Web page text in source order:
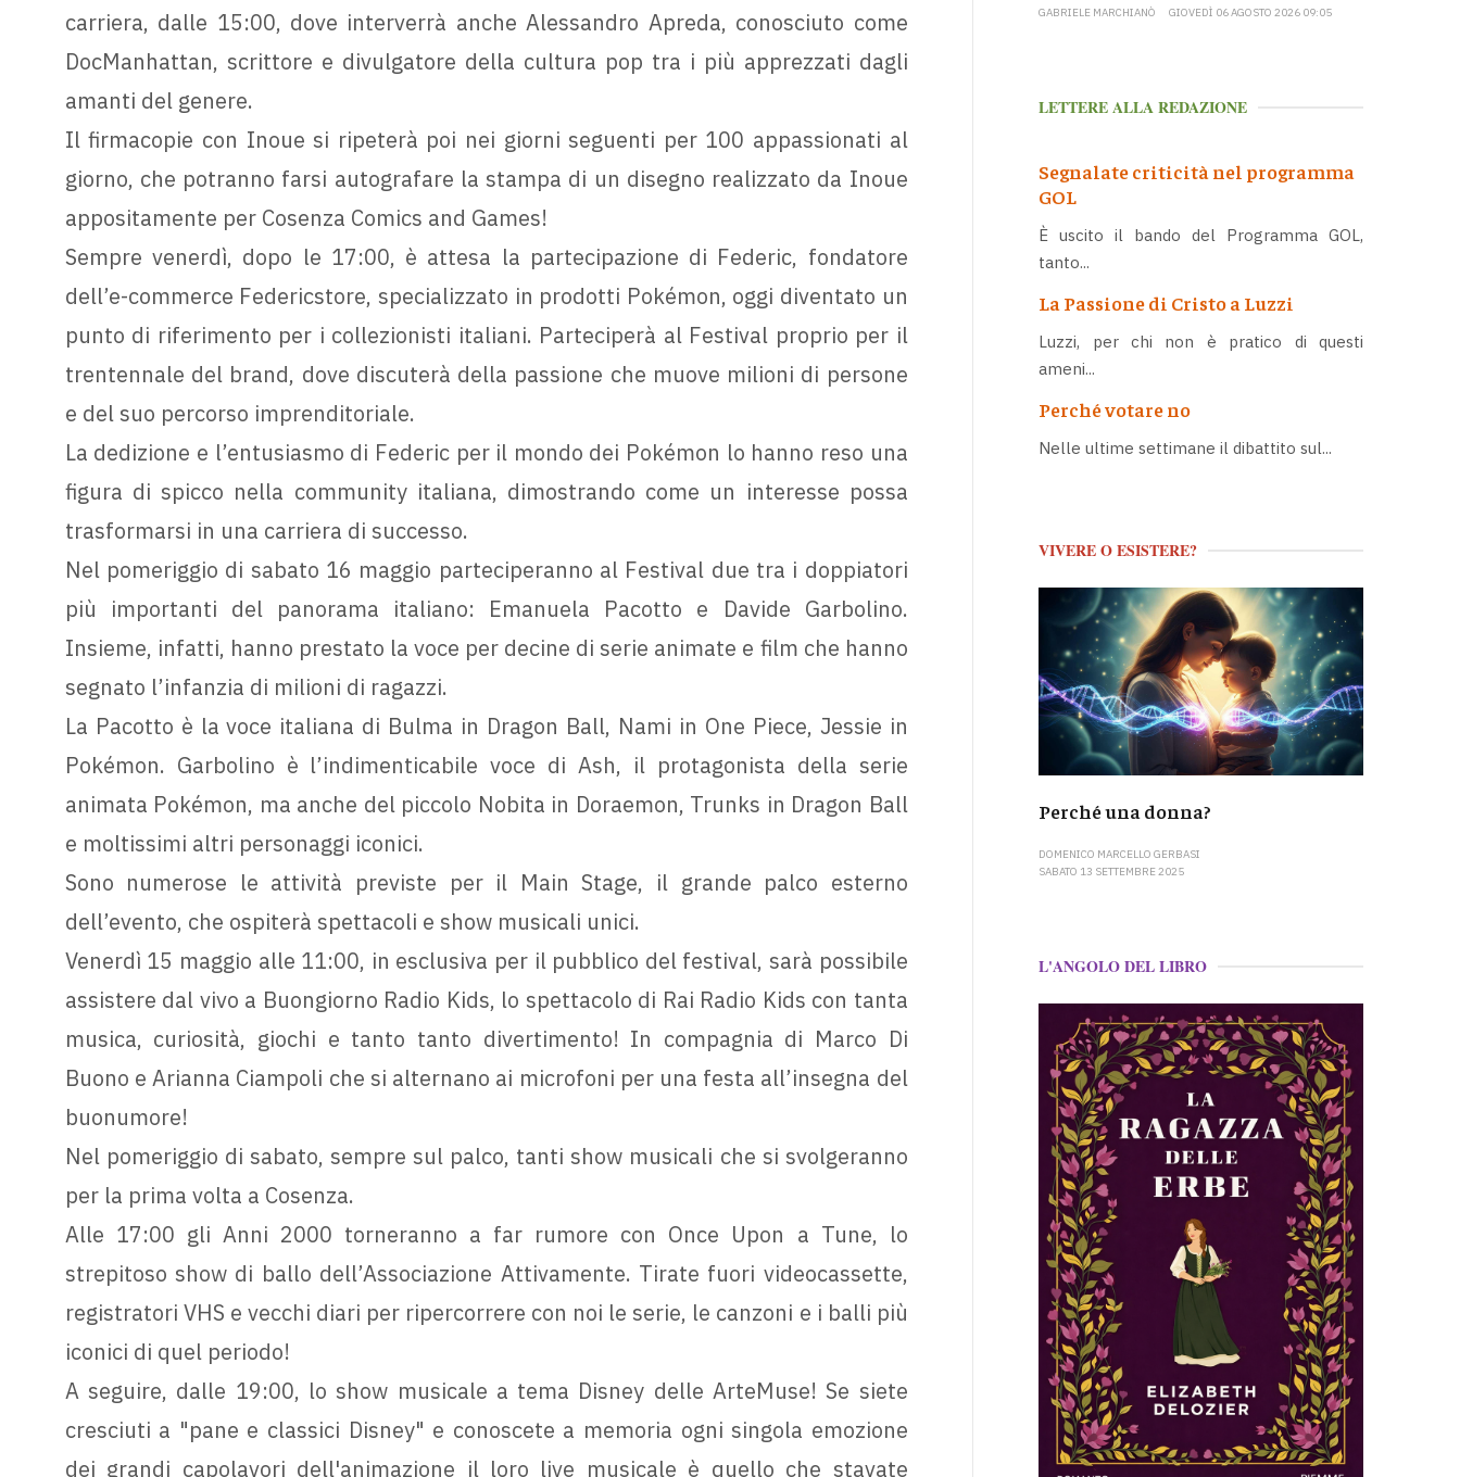
carriera, dalle 15:00, dove interverrà anche Alessandro Apreda, conosciuto come
DocManhattan, scrittore e divulgatore della cultura pop tra i più apprezzati dagli
amanti del genere.
Il firmacopie con Inoue si ripeterà poi nei giorni seguenti per 100 appassionati al
giorno, che potranno farsi autografare la stampa di un disegno realizzato da Inoue
appositamente per Cosenza Comics and Games!
Sempre venerdì, dopo le 17:00, è attesa la partecipazione di Federic, fondatore
dell’e-commerce Federicstore, specializzato in prodotti Pokémon, oggi diventato un
punto di riferimento per i collezionisti italiani. Parteciperà al Festival proprio per il
trentennale del brand, dove discuterà della passione che muove milioni di persone
e del suo percorso imprenditoriale.
La dedizione e l’entusiasmo di Federic per il mondo dei Pokémon lo hanno reso una
figura di spicco nella community italiana, dimostrando come un interesse possa
trasformarsi in una carriera di successo.
Nel pomeriggio di sabato 16 maggio parteciperanno al Festival due tra i doppiatori
più importanti del panorama italiano: Emanuela Pacotto e Davide Garbolino.
Insieme, infatti, hanno prestato la voce per decine di serie animate e film che hanno
segnato l’infanzia di milioni di ragazzi.
La Pacotto è la voce italiana di Bulma in Dragon Ball, Nami in One Piece, Jessie in
Pokémon. Garbolino è l’indimenticabile voce di Ash, il protagonista della serie
animata Pokémon, ma anche del piccolo Nobita in Doraemon, Trunks in Dragon Ball
e moltissimi altri personaggi iconici.
Sono numerose le attività previste per il Main Stage, il grande palco esterno
dell’evento, che ospiterà spettacoli e show musicali unici.
Venerdì 15 maggio alle 11:00, in esclusiva per il pubblico del festival, sarà possibile
assistere dal vivo a Buongiorno Radio Kids, lo spettacolo di Rai Radio Kids con tanta
musica, curiosità, giochi e tanto tanto divertimento! In compagnia di Marco Di
Buono e Arianna Ciampoli che si alternano ai microfoni per una festa all’insegna del
buonumore!
Nel pomeriggio di sabato, sempre sul palco, tanti show musicali che si svolgeranno
per la prima volta a Cosenza.
Alle 17:00 gli Anni 2000 torneranno a far rumore con Once Upon a Tune, lo
strepitoso show di ballo dell’Associazione Attivamente. Tirate fuori videocassette,
registratori VHS e vecchi diari per ripercorrere con noi le serie, le canzoni e i balli più
iconici di quel periodo!
A seguire, dalle 19:00, lo show musicale a tema Disney delle ArteMuse! Se siete
cresciuti a "pane e classici Disney" e conoscete a memoria ogni singola emozione
dei grandi capolavori dell'animazione il loro live musicale è quello che stavate
GABRIELE MARCHIANÒ GIOVEDÌ 06 AGOSTO 2026 09:05
LETTERE ALLA REDAZIONE
Segnalate criticità nel programma
GOL
È uscito il bando del Programma GOL,
tanto...
La Passione di Cristo a Luzzi
Luzzi, per chi non è pratico di questi
ameni...
Perché votare no
Nelle ultime settimane il dibattito sul...
VIVERE O ESISTERE?
Perché una donna?
DOMENICO MARCELLO GERBASI
SABATO 13 SETTEMBRE 2025
L'ANGOLO DEL LIBRO